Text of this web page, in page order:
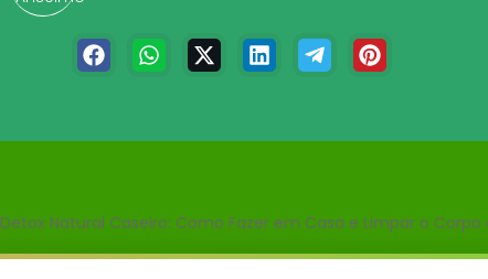
Detox Natural Caseiro: Como Fazer em Casa e Limpar o